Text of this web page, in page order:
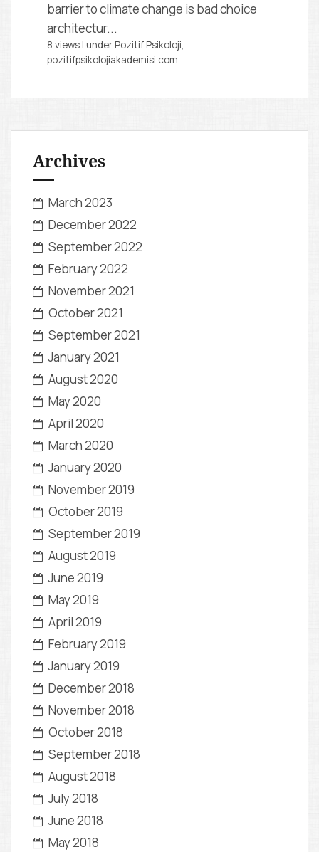
barrier to climate change is bad choice
architectur...
8 views | under Pozitif Psikoloji,
pozitifpsikolojiakademisi.com
Archives
March 2023
December 2022
September 2022
February 2022
November 2021
October 2021
September 2021
January 2021
August 2020
May 2020
April 2020
March 2020
January 2020
November 2019
October 2019
September 2019
August 2019
June 2019
May 2019
April 2019
February 2019
January 2019
December 2018
November 2018
October 2018
September 2018
August 2018
July 2018
June 2018
May 2018